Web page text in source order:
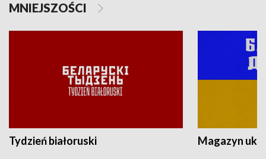
MNIEJSZOŚCI
Tydzień białoruski Magazyn